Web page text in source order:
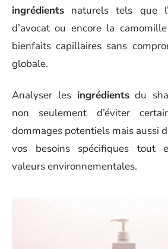
ingrédients naturels tels que
d’avocat ou encore la
bienfaits capillaires sans
globale.
Analyser les ingrédientsdu
non seulement d’éviter
dommages potentiels mais aussi
vos besoins spécifiques tout
valeurs environnementales.